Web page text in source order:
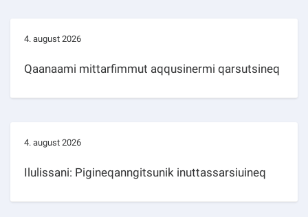
4. august 2026
Qaanaami mittarfimmut aqqusinermi qarsutsineq
4. august 2026
Ilulissani: Pigineqanngitsunik inuttassarsiuineq